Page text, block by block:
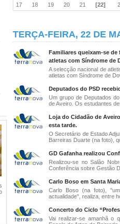
17
18 19 20 21 [22]
TERÇA-FEIRA, 22 DE
Familiares queixam-se
atletas com Síndrome de
A selecção nacional de
atletas com Síndrome de
Deputados do PSD
Um grupo de Deputados
de Aveiro. Os estudantes
Loja do Cidadão de
esta tarde.
O Secretário de Estado
Barreiras Duarte (na foto),
GD Gafanha realizou
Realizou-se no Salão
Conferência sobre Gestão
Carlo Boso em Santa
Carlo Boso (na foto),
actualidade", realiza, entre
Concerto do Ciclo
Vai realizar-se amanhã o